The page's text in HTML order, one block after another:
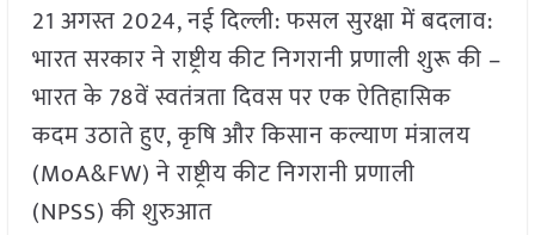
21 अगस्त 2024, नई दिल्ली: फसल सुरक्षा में बदलाव:
भारत सरकार ने राष्ट्रीय कीट निगरानी प्रणाली शुरू की –
भारत के 78वें स्वतंत्रता दिवस पर एक ऐतिहासिक
कदम उठाते हुए, कृषि और किसान कल्याण मंत्रालय
(MoA&FW) ने राष्ट्रीय कीट निगरानी प्रणाली
(NPSS) की शुरुआत